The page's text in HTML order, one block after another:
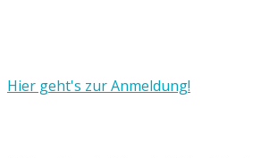
Hier geht's zur Anmeldung!